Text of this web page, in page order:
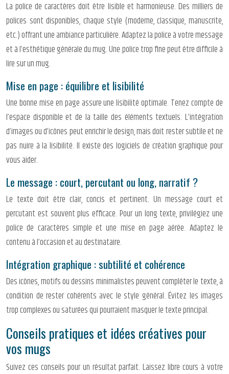
La police de caractères doit être lisible et harmonieuse. Des milliers de
polices sont disponibles, chaque style (moderne, classique, manuscrite,
etc.) offrant une ambiance particulière. Adaptez la police à votre message
et à l’esthétique générale du mug. Une police trop fine peut être difficile à
lire sur un mug.
Mise en page : équilibre et lisibilité
Une bonne mise en page assure une lisibilité optimale. Tenez compte de
l’espace disponible et de la taille des éléments textuels. L’intégration
d’images ou d’icônes peut enrichir le design, mais doit rester subtile et ne
pas nuire à la lisibilité. Il existe des logiciels de création graphique pour
vous aider.
Le message : court, percutant ou long, narratif ?
Le texte doit être clair, concis et pertinent. Un message court et
percutant est souvent plus efficace. Pour un long texte, privilégiez une
police de caractères simple et une mise en page aérée. Adaptez le
contenu à l’occasion et au destinataire.
Intégration graphique : subtilité et cohérence
Des icônes, motifs ou dessins minimalistes peuvent compléter le texte, à
condition de rester cohérents avec le style général. Évitez les images
trop complexes ou saturées qui pourraient masquer le texte principal.
Conseils pratiques et idées créatives pour
vos mugs
Suivez ces conseils pour un résultat parfait. Laissez libre cours à votre